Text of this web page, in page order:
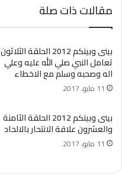
مقالات ذات صلة
بينى وبينكم 2012 الحلقة الثلاثون
تعامل النبي صلي الله عليه وعلي
اله وصحبه وسلم مع الاخطاء
11 مايو، 2017
بينى وبينكم 2012 الحلقة الثامنة
والعشرون علاقة الانتحار بالالحاد
11 مايو، 2017